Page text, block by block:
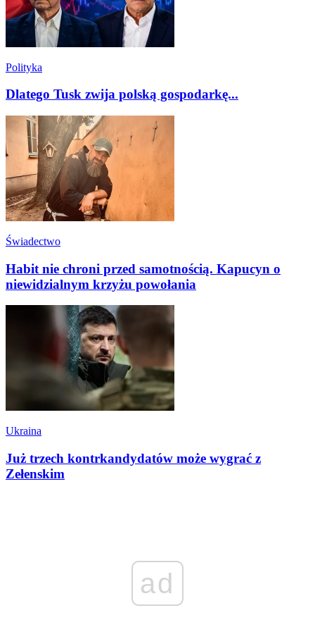
Polityka
Dlatego Tusk zwija polską gospodarkę...
Świadectwo
Habit nie chroni przed samotnością. Kapucyn o
niewidzialnym krzyżu powołania
Ukraina
Już trzech kontrkandydatów może wygrać z
Zełenskim
ad